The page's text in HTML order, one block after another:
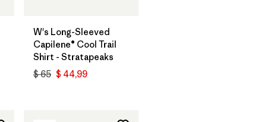
W's Long-Sleeved
Capilene® Cool Trail
Shirt - Stratapeaks
$ 65 $ 44,99